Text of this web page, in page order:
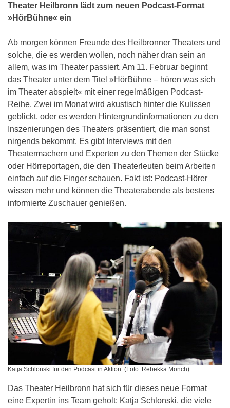
Theater Heilbronn lädt zum neuen Podcast-Format
»HörBühne« ein
Ab morgen können Freunde des Heilbronner Theaters und
solche, die es werden wollen, noch näher dran sein an
allem, was im Theater passiert. Am 11. Februar beginnt
das Theater unter dem Titel »HörBühne – hören was sich
im Theater abspielt« mit einer regelmäßigen Podcast-
Reihe. Zwei im Monat wird akustisch hinter die Kulissen
geblickt, oder es werden Hintergrundinformationen zu den
Inszenierungen des Theaters präsentiert, die man sonst
nirgends bekommt. Es gibt Interviews mit den
Theatermachern und Experten zu den Themen der Stücke
oder Hörreportagen, die den Theaterleuten beim Arbeiten
einfach auf die Finger schauen. Fakt ist: Podcast-Hörer
wissen mehr und können die Theaterabende als bestens
informierte Zuschauer genießen.
Katja Schlonski für den Podcast in Aktion. (Foto: Rebekka Mönch)
Das Theater Heilbronn hat sich für dieses neue Format
eine Expertin ins Team geholt: Katja Schlonski, die viele